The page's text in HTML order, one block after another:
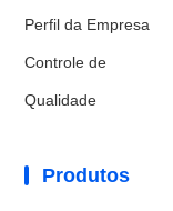
Perfil da Empresa
Controle de
Qualidade
Produtos